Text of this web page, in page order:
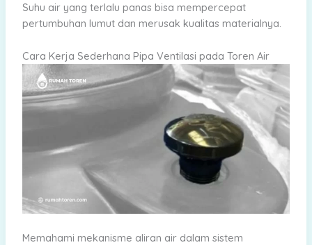
Suhu air yang terlalu panas bisa mempercepat
pertumbuhan lumut dan merusak kualitas materialnya.
Cara Kerja Sederhana Pipa Ventilasi pada Toren Air
Memahami mekanisme aliran air dalam sistem